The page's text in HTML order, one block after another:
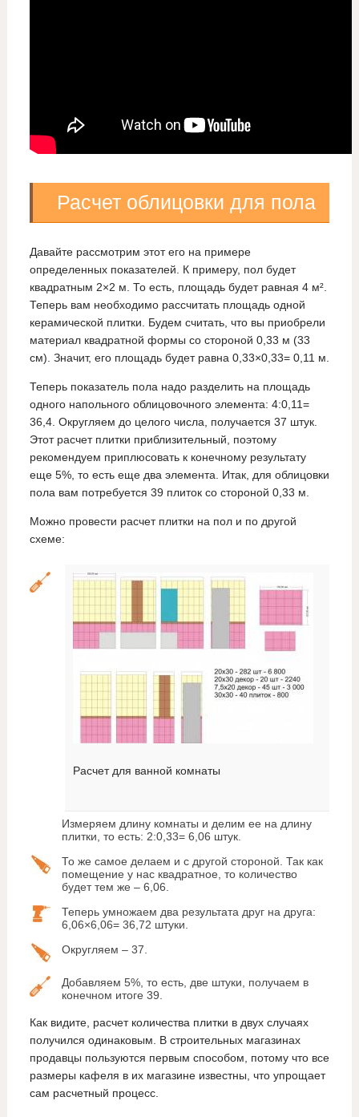
Расчет облицовки для пола
Давайте рассмотрим этот его на примере
определенных показателей. К примеру, пол будет
квадратным 2×2 м. То есть, площадь будет равная 4 м².
Теперь вам необходимо рассчитать площадь одной
керамической плитки. Будем считать, что вы приобрели
материал квадратной формы со стороной 0,33 м (33
см). Значит, его площадь будет равна 0,33×0,33= 0,11 м.
Теперь показатель пола надо разделить на площадь
одного напольного облицовочного элемента: 4:0,11=
36,4. Округляем до целого числа, получается 37 штук.
Этот расчет плитки приблизительный, поэтому
рекомендуем приплюсовать к конечному результату
еще 5%, то есть еще два элемента. Итак, для облицовки
пола вам потребуется 39 плиток со стороной 0,33 м.
Можно провести расчет плитки на пол и по другой
схеме:
Расчет для ванной комнаты
Измеряем длину комнаты и делим ее на длину
плитки, то есть: 2:0,33= 6,06 штук.
То же самое делаем и с другой стороной. Так как
помещение у нас квадратное, то количество
будет тем же – 6,06.
Теперь умножаем два результата друг на друга:
6,06×6,06= 36,72 штуки.
Округляем – 37.
Добавляем 5%, то есть, две штуки, получаем в
конечном итоге 39.
Как видите, расчет количества плитки в двух случаях
получился одинаковым. В строительных магазинах
продавцы пользуются первым способом, потому что все
размеры кафеля в их магазине известны, что упрощает
сам расчетный процесс.